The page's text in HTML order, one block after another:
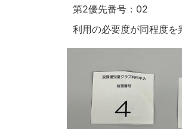
第2優先番号：02
利用の必要度が同程度を